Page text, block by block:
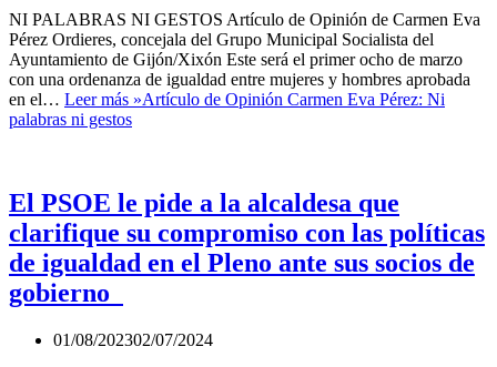
NI PALABRAS NI GESTOS Artículo de Opinión de Carmen Eva
Pérez Ordieres, concejala del Grupo Municipal Socialista del
Ayuntamiento de Gijón/Xixón Este será el primer ocho de marzo
con una ordenanza de igualdad entre mujeres y hombres aprobada
en el… Leer más »Artículo de Opinión Carmen Eva Pérez: Ni
palabras ni gestos
El PSOE le pide a la alcaldesa que
clarifique su compromiso con las políticas
de igualdad en el Pleno ante sus socios de
gobierno
01/08/202302/07/2024